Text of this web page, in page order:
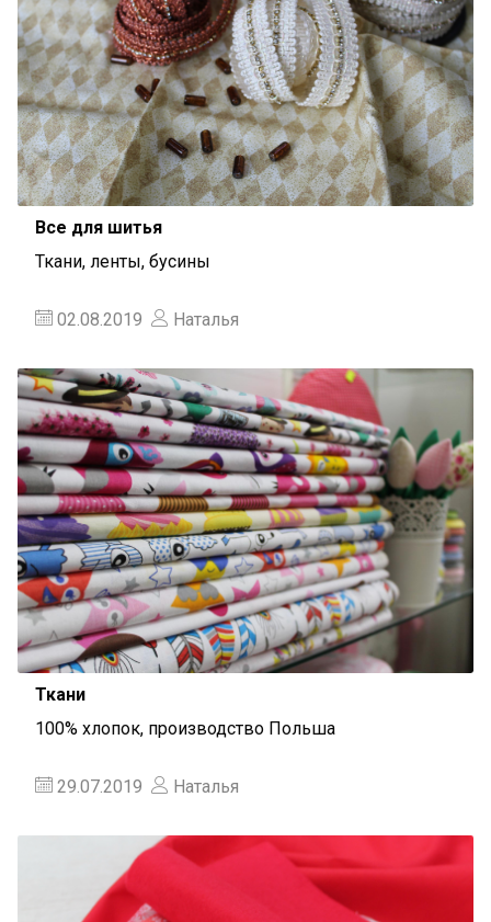
Все для шитья
Ткани, ленты, бусины
02.08.2019 Наталья
Ткани
100% хлопок, производство Польша
29.07.2019 Наталья